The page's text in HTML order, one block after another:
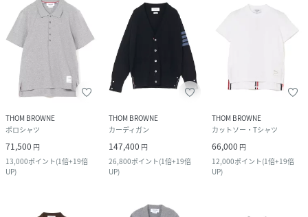
THOM BROWNE
ポロシャツ
71,500 円
13,000ポイント(1倍+19倍
UP)
THOM BROWNE
カーディガン
147,400 円
26,800ポイント(1倍+19倍
UP)
THOM BROWNE
カットソー・Tシャツ
66,000 円
12,000ポイント(1倍+19倍
UP)